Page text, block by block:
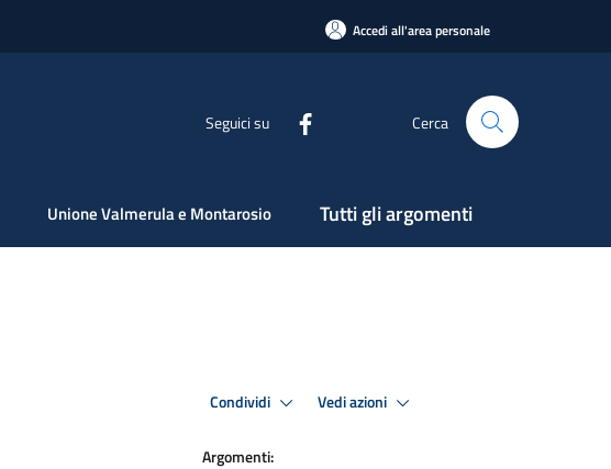
Accedi all'area personale
Seguici su Cerca
Unione Valmerula e Montarosio Tutti gli argomenti
Condividi Vedi azioni
Argomenti: